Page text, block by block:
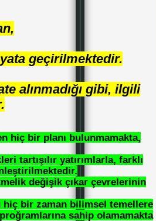
geçirilmektedir.
alınmadığı gibi, ilgili
hiç bir planı bulunmamakta,
tartışılır yatırımlarla, farklı
değişik çıkar çevrelerinin
bir zaman bilimsel temellere
sahip olamamakta